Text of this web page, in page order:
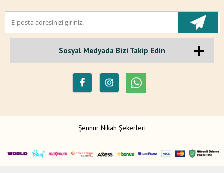
Sosyal Medyada Bizi Takip Edin
Şennur Nikah Şekerleri